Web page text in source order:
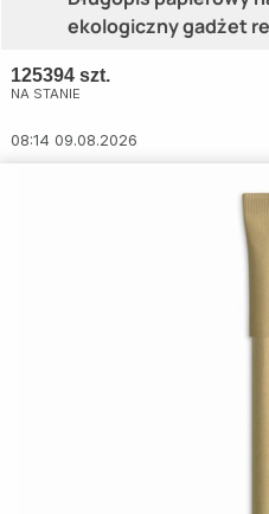
ekologiczny gadżet
125394 szt.
NA STANIE
08:14 09.08.2026